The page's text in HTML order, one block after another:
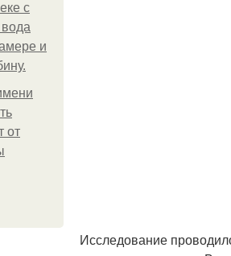
с
и
от
Исследование